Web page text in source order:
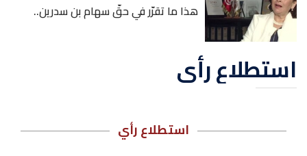
هذا ما تقرّر في حقّ سهام بن سدرين..
استطلاع رأي
استطلاع رأي